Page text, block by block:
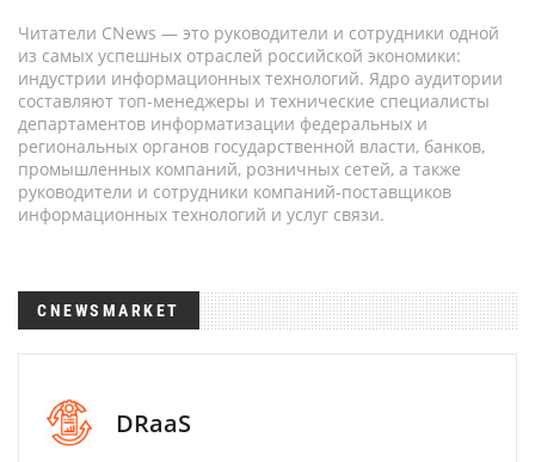
Читатели CNews — это руководители и сотрудники одной
из самых успешных отраслей российской экономики:
индустрии информационных технологий. Ядро аудитории
составляют топ-менеджеры и технические специалисты
департаментов информатизации федеральных и
региональных органов государственной власти, банков,
промышленных компаний, розничных сетей, а также
руководители и сотрудники компаний-поставщиков
информационных технологий и услуг связи.
CNEWSMARKET
DRaaS